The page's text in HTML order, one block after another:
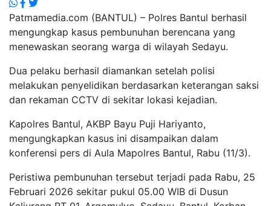
Patmamedia.com (BANTUL) – Polres Bantul berhasil
mengungkap kasus pembunuhan berencana yang
menewaskan seorang warga di wilayah Sedayu.
Dua pelaku berhasil diamankan setelah polisi
melakukan penyelidikan berdasarkan keterangan saksi
dan rekaman CCTV di sekitar lokasi kejadian.
Kapolres Bantul, AKBP Bayu Puji Hariyanto,
mengungkapkan kasus ini disampaikan dalam
konferensi pers di Aula Mapolres Bantul, Rabu (11/3).
Peristiwa pembunuhan tersebut terjadi pada Rabu, 25
Februari 2026 sekitar pukul 05.00 WIB di Dusun